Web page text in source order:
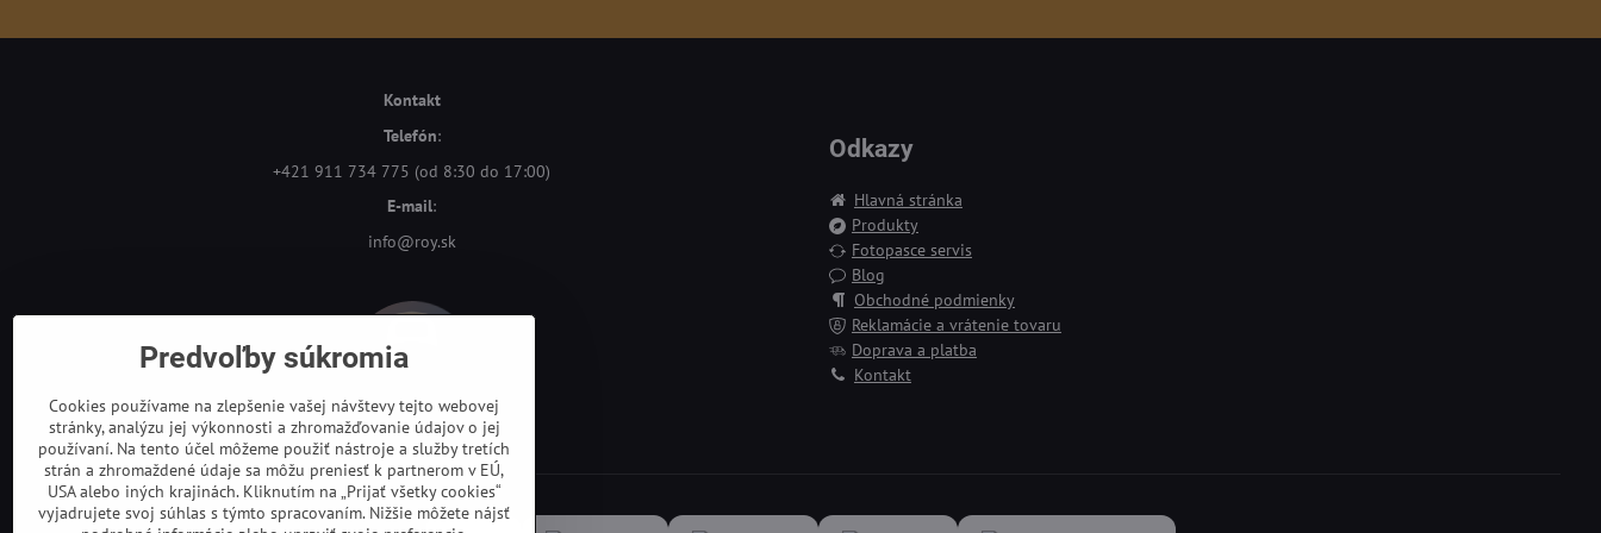
Kontakt
Telefón:
+421 911 734 775 (od 8:30 do 17:00)
E-mail:
info@roy.sk
Odkazy
Hlavná stránka
Produkty
Fotopasce servis
Blog
Obchodné podmienky
Reklamácie a vrátenie tovaru
Doprava a platba
Kontakt
Predvoľby súkromia
Cookies používame na zlepšenie vašej návštevy tejto webovej
stránky, analýzu jej výkonnosti a zhromažďovanie údajov o jej
používaní. Na tento účel môžeme použiť nástroje a služby tretích
strán a zhromaždené údaje sa môžu preniesť k partnerom v EÚ,
USA alebo iných krajinách. Kliknutím na „Prijať všetky cookies“
vyjadrujete svoj súhlas s týmto spracovaním. Nižšie môžete nájsť